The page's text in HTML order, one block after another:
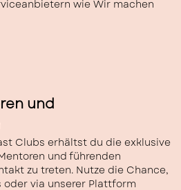
wie Wir machen
und
Clubs erhältst du die exklusive
und führenden
zu treten. Nutze die Chance,
via unserer Plattform